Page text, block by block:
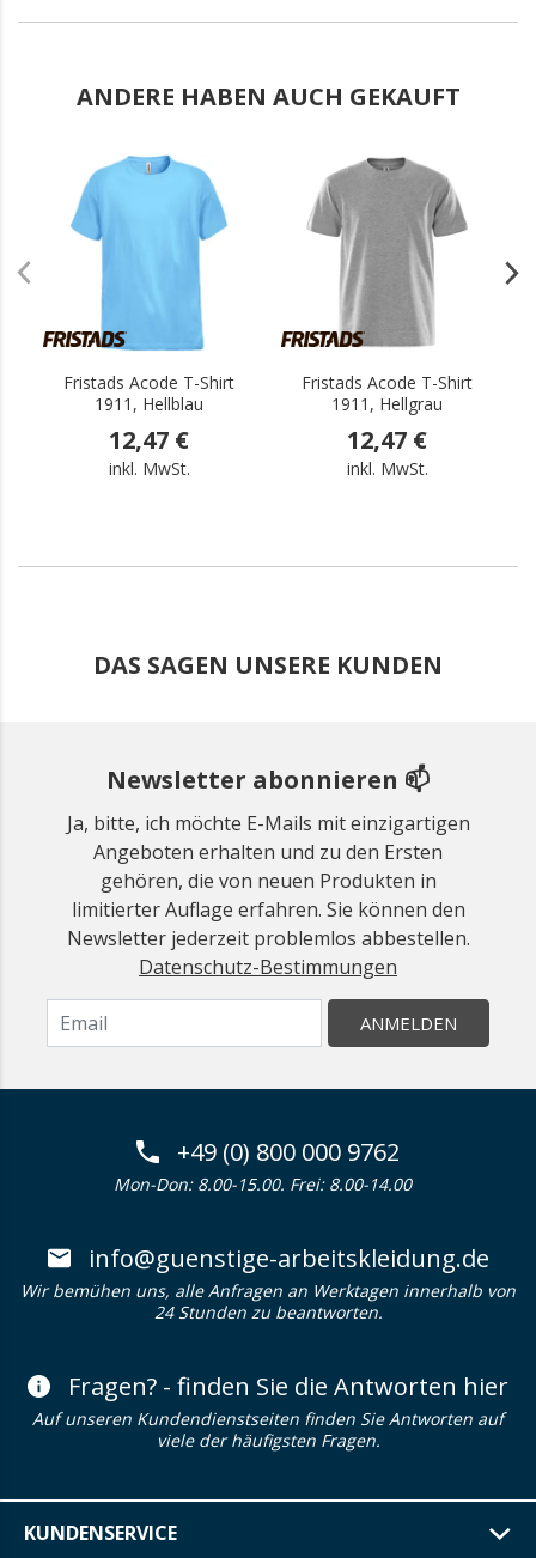
ANDERE HABEN AUCH GEKAUFT
Fristads Acode T-Shirt
1911, Hellblau
12,47 €
inkl. MwSt.
Fristads Acode T-Shirt
1911, Hellgrau
12,47 €
inkl. MwSt.
DAS SAGEN UNSERE KUNDEN
Newsletter abonnieren 📫
Ja, bitte, ich möchte E-Mails mit einzigartigen
Angeboten erhalten und zu den Ersten
gehören, die von neuen Produkten in
limitierter Auflage erfahren. Sie können den
Newsletter jederzeit problemlos abbestellen.
Datenschutz-Bestimmungen
ANMELDEN
+49 (0) 800 000 9762
Mon-Don: 8.00-15.00. Frei: 8.00-14.00
info@guenstige-arbeitskleidung.de
Wir bemühen uns, alle Anfragen an Werktagen innerhalb von
24 Stunden zu beantworten.
Fragen? - finden Sie die Antworten hier
Auf unseren Kundendienstseiten finden Sie Antworten auf
viele der häufigsten Fragen.
KUNDENSERVICE